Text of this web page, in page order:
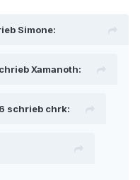
Simone:
Xamanoth:
schrieb chrk: